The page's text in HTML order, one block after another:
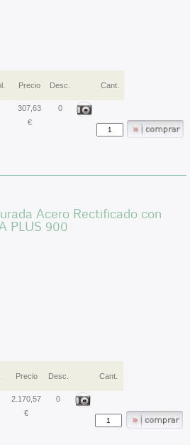
Precio Desc. Cant.
307,63
€
0
Acero Rectificado con
PLUS 900
Precio Desc. Cant.
2.170,57
€
0